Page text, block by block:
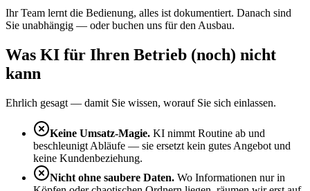
Ihr Team lernt die Bedienung, alles ist dokumentiert. Danach sind
Sie unabhängig — oder buchen uns für den Ausbau.
Was KI für Ihren Betrieb (noch) nicht
kann
Ehrlich gesagt — damit Sie wissen, worauf Sie sich einlassen.
Keine Umsatz-Magie. KI nimmt Routine ab und
beschleunigt Abläufe — sie ersetzt kein gutes Angebot und
keine Kundenbeziehung.
Nicht ohne saubere Daten. Wo Informationen nur in